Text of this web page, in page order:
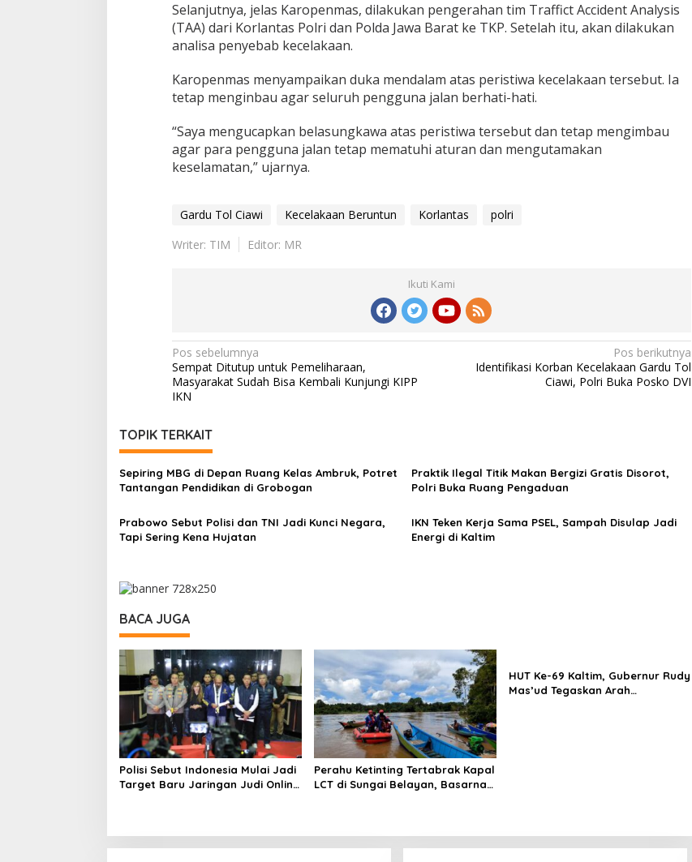
Selanjutnya, jelas Karopenmas, dilakukan pengerahan tim Traffict Accident Analysis
(TAA) dari Korlantas Polri dan Polda Jawa Barat ke TKP. Setelah itu, akan dilakukan
analisa penyebab kecelakaan.
Karopenmas menyampaikan duka mendalam atas peristiwa kecelakaan tersebut. Ia
tetap menginbau agar seluruh pengguna jalan berhati-hati.
“Saya mengucapkan belasungkawa atas peristiwa tersebut dan tetap mengimbau
agar para pengguna jalan tetap mematuhi aturan dan mengutamakan
keselamatan,” ujarnya.
Gardu Tol Ciawi Kecelakaan Beruntun Korlantas
polri
Writer: TIM
Editor: MR
Ikuti Kami
Navigasi
pos
Pos sebelumnya
Sempat Ditutup untuk Pemeliharaan,
Masyarakat Sudah Bisa Kembali Kunjungi KIPP
IKN
Pos berikutnya
Identifikasi Korban Kecelakaan Gardu Tol
Ciawi, Polri Buka Posko DVI
TOPIK TERKAIT
Sepiring MBG di Depan Ruang Kelas Ambruk, Potret
Tantangan Pendidikan di Grobogan
Praktik Ilegal Titik Makan Bergizi Gratis Disorot,
Polri Buka Ruang Pengaduan
Prabowo Sebut Polisi dan TNI Jadi Kunci Negara,
Tapi Sering Kena Hujatan
IKN Teken Kerja Sama PSEL, Sampah Disulap Jadi
Energi di Kaltim
BACA JUGA
Polisi Sebut Indonesia Mulai Jadi
Target Baru Jaringan Judi Online
Perahu Ketinting Tertabrak Kapal
LCT di Sungai Belayan, Basarnas
HUT Ke-69 Kaltim, Gubernur Rudy
Mas’ud Tegaskan Arah